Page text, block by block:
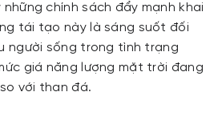
chính sách đẩy mạnh khai
tái tạo này là sáng suốt đối
người sống trong tình trạng
giá năng lượng mặt trời đang
với than đá.